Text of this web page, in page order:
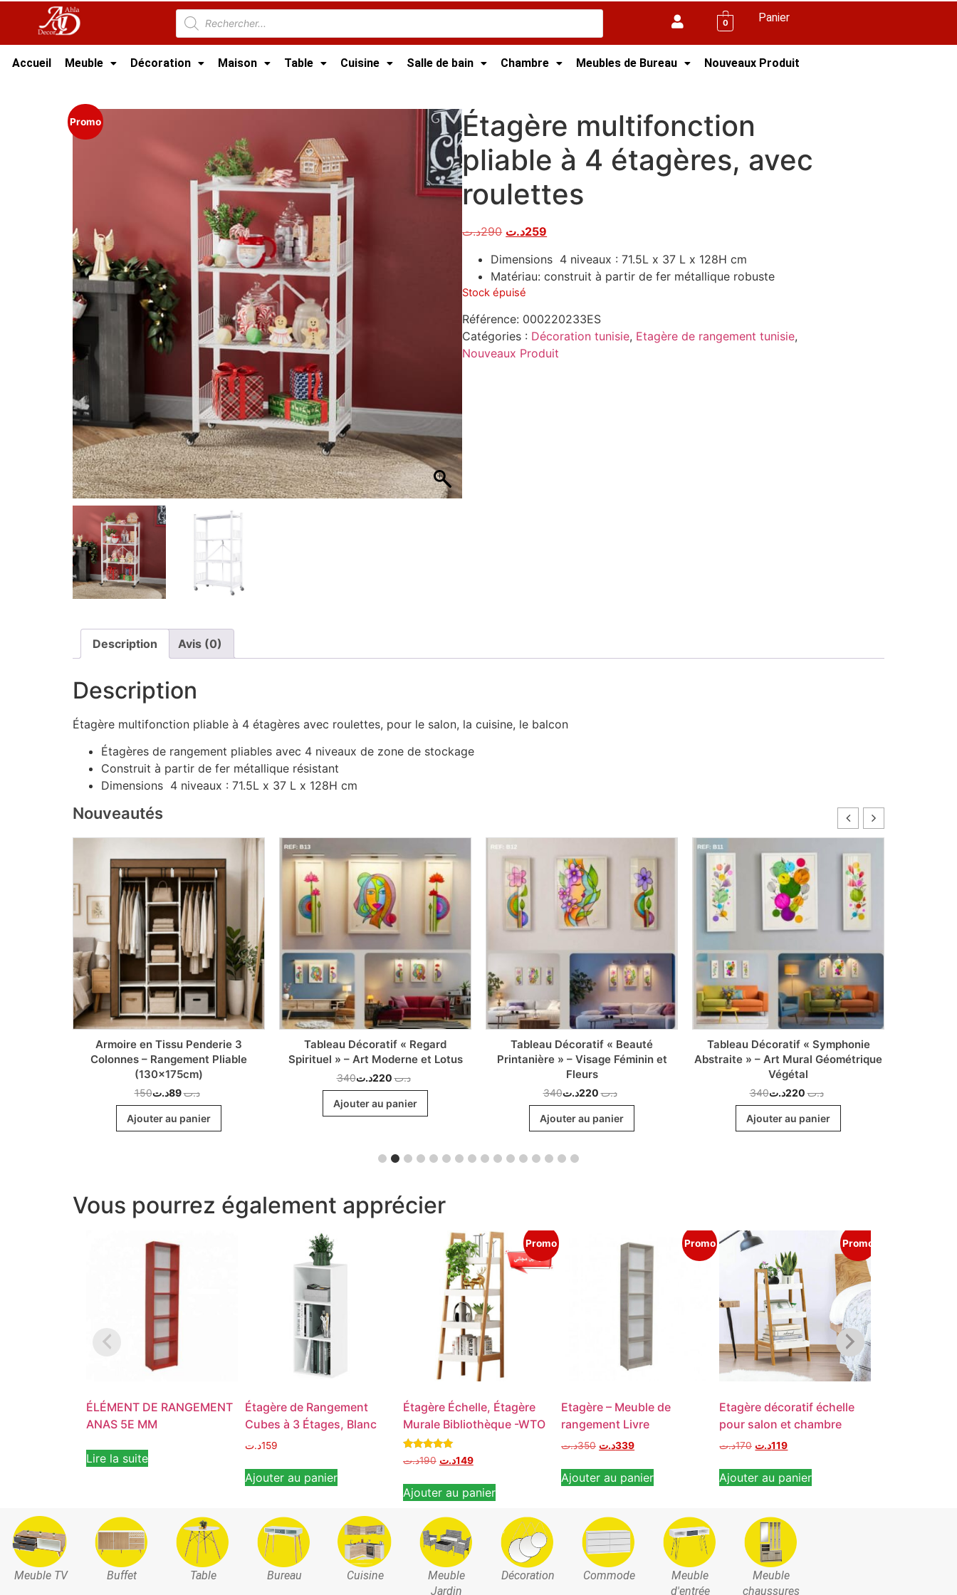
0 Panier
Accueil Meuble Décoration Maison Table Cuisine Salle de bain Chambre Meubles de Bureau Nouveaux Produit
Promo
Étagère multifonction
pliable à 4 étagères, avec
roulettes
290د.ت 259د.ت
Dimensions 4 niveaux : 71.5L x 37 L x 128H cm
Matériau: construit à partir de fer métallique robuste
Stock épuisé
Référence: 000220233ES
Catégories : Décoration tunisie, Etagère de rangement tunisie,
Nouveaux Produit
Description Avis (0)
Description
Étagère multifonction pliable à 4 étagères avec roulettes, pour le salon, la cuisine, le balcon
Étagères de rangement pliables avec 4 niveaux de zone de stockage
Construit à partir de fer métallique résistant
Dimensions 4 niveaux : 71.5L x 37 L x 128H cm
Nouveautés
Armoire en Tissu Penderie 3
Colonnes – Rangement Pliable
(130x175cm)
150 د.ت89د.ت
Ajouter au panier
Tableau Décoratif « Regard
Spirituel » – Art Moderne et Lotus
340 د.ت 220د.ت
Ajouter au panier
Tableau Décoratif « Beauté
Printanière » – Visage Féminin et
Fleurs
340 د.ت 220د.ت
Ajouter au panier
Tableau Décoratif « Symphonie
Abstraite » – Art Mural Géométrique
Végétal
340 د.ت 220د.ت
Ajouter au panier
Vous pourrez également apprécier
ÉLÉMENT DE RANGEMENT
ANAS 5E MM
Lire la suite
Étagère de Rangement
Cubes à 3 Étages, Blanc
159د.ت
Ajouter au panier
Promo
Étagère Échelle, Étagère
Murale Bibliothèque -WTO
Note
5.00
190د.ت 149د.ت
Ajouter au panier
Promo
Etagère – Meuble de
rangement Livre
350د.ت 339د.ت
Ajouter au panier
Promo
Etagère décoratif échelle
pour salon et chambre
170د.ت 119د.ت
Ajouter au panier
Meuble TV Buffet Table Bureau Cuisine
Meuble
Jardin
Décoration Commode
Meuble
d'entrée
Meuble
chaussures